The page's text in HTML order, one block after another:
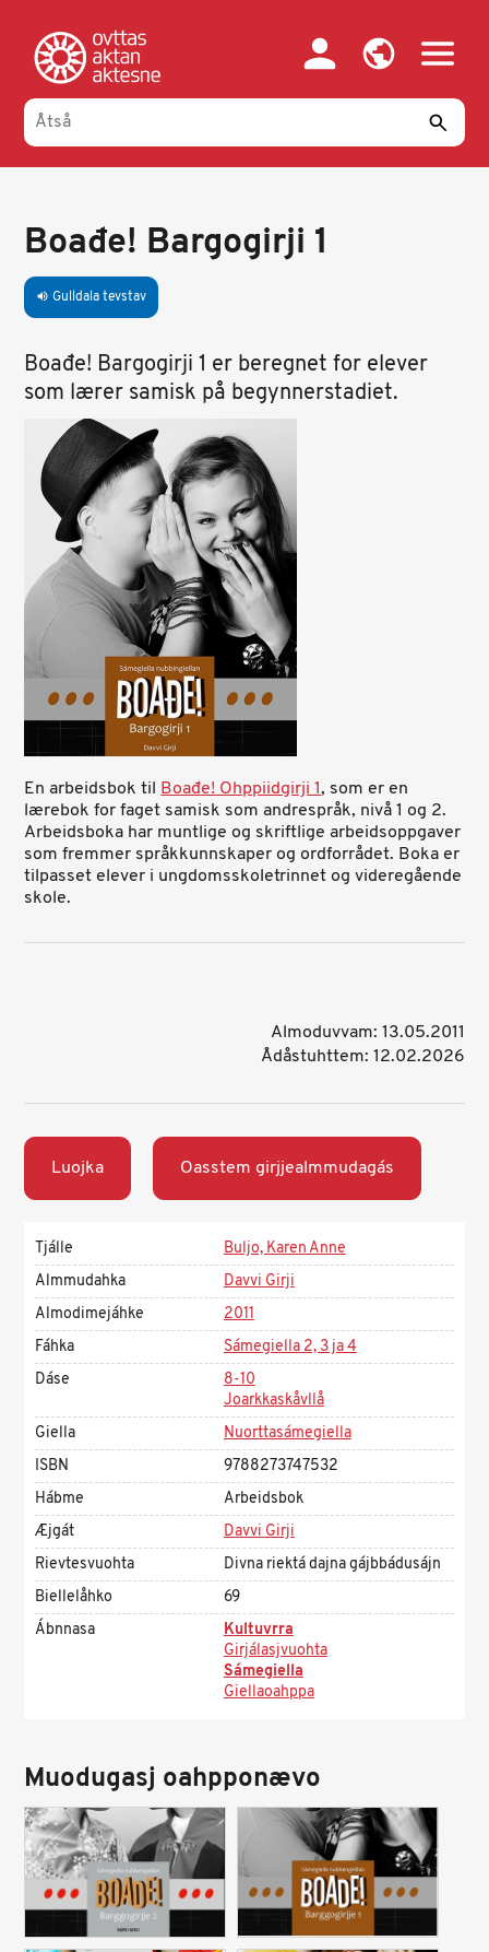
oajvve-
sisadnuj
Boađe! Bargogirji 1
volume_up Gulldala tevstav
Boađe! Bargogirji 1 er beregnet for elever
som lærer samisk på begynnerstadiet.
En arbeidsbok tilBoađe! Ohppiidgirji 1, som er en
lærebok for faget samisk som andrespråk, nivå 1 og 2.
Arbeidsboka har muntlige og skriftlige arbeidsoppgaver
som fremmer språkkunnskaper og ordforrådet. Boka er
tilpasset elever i ungdomsskoletrinnet og videregående
skole.
Almoduvvam: 13.05.2011
Ådåstuhttem: 12.02.2026
Luojka Oasstem girjjealmmudagás
Tjálle
Buljo, Karen Anne
Almmudahka
Davvi Girji
Almodimejáhke
2011
Fáhka
Sámegiella 2, 3 ja 4
Dáse
8-10
Joarkkaskåvllå
Giella
Nuorttasámegiella
ISBN
9788273747532
Hábme
Arbeidsbok
Æjgát
Davvi Girji
Rievtesvuohta
Divna riektá dajna gájbbádusájn
Biellelåhko
69
Ábnnasa
Kultuvrra
Girjálasjvuohta
Sámegiella
Giellaoahppa
Muodugasj oahpponævo